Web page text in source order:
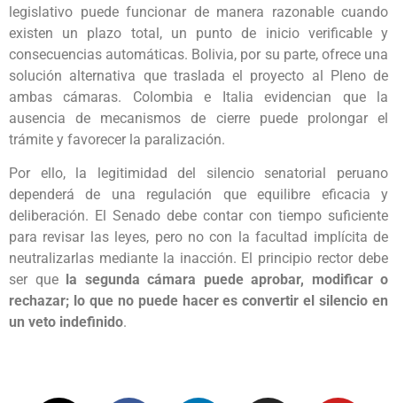
legislativo puede funcionar de manera razonable cuando
existen un plazo total, un punto de inicio verificable y
consecuencias automáticas. Bolivia, por su parte, ofrece una
solución alternativa que traslada el proyecto al Pleno de
ambas cámaras. Colombia e Italia evidencian que la
ausencia de mecanismos de cierre puede prolongar el
trámite y favorecer la paralización.
Por ello, la legitimidad del silencio senatorial peruano
dependerá de una regulación que equilibre eficacia y
deliberación. El Senado debe contar con tiempo suficiente
para revisar las leyes, pero no con la facultad implícita de
neutralizarlas mediante la inacción. El principio rector debe
ser que
la segunda cámara puede aprobar, modificar o
rechazar; lo que no puede hacer es convertir el silencio en
un veto indefinido.